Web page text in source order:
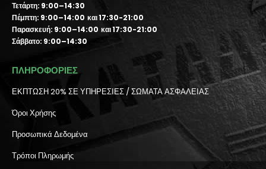
Τετάρτη: 9:00–14:30
Πέμπτη: 9:00–14:00 και 17:30-21:00
Παρασκευή: 9:00–14:00 και 17:30-21:00
Σάββατο: 9:00–14:30
ΠΛΗΡΟΦΟΡΙΕΣ
ΕΚΠΤΩΣΗ 20% ΣΕ ΥΠΗΡΕΣΙΕΣ / ΣΩΜΑΤΑ ΑΣΦΑΛΕΙΑΣ
Όροι Χρήσης
Προσωπικά Δεδομένα
Τρόποι Πληρωμής